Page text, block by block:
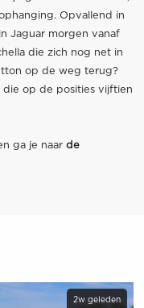
Opvallend in
Jaguar morgen vanaf
die zich nog net in
op de weg terug?
die op de posities vijftien
ga je naar de
2w geleden